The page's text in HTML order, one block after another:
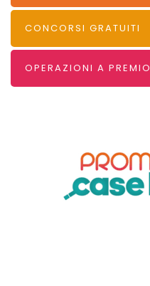
CONCORSI GRATUITI
OPERAZIONI A PREMIO